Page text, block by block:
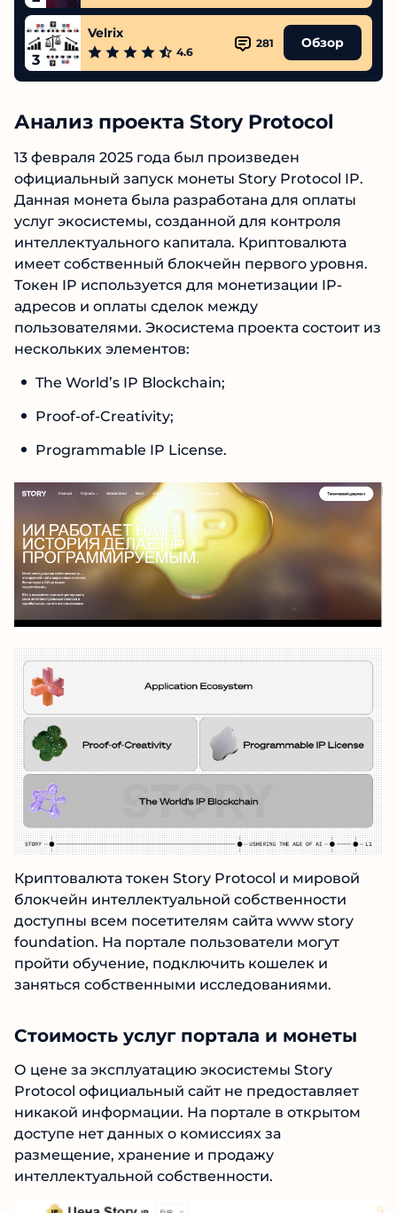
2
Высшая Точка
328 Обзор
Velrix
281 Обзор
Анализ проекта Story Protocol
13 февраля 2025 года был произведен
официальный запуск монеты Story Protocol IP.
Данная монета была разработана для оплаты
услуг экосистемы, созданной для контроля
интеллектуального капитала. Криптовалюта
имеет собственный блокчейн первого уровня.
Токен IP используется для монетизации IP-
адресов и оплаты сделок между
из нескольких элементов:
The World’s IP Blockchain;
Proof-of-Creativity;
Programmable IP License.
Криптовалюта токен Story Protocol и мировой
блокчейн интеллектуальной собственности
доступны всем посетителям сайта www story
foundation. На портале пользователи могут
пройти обучение, подключить кошелек и
Стоимость услуг портала и монеты
О цене за эксплуатацию экосистемы Story
Protocol официальный сайт не предоставляет
никакой информации. На портале в открытом
доступе нет данных о комиссиях за
размещение, хранение и продажу
интеллектуальной собственности.